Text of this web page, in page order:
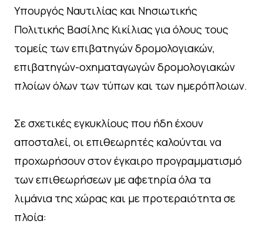
Υπουργός Ναυτιλίας και Νησιωτικής
Πολιτικής Βασίλης Κικίλιας για όλους τους
τομείς των επιβατηγών δρομολογιακών,
επιβατηγών-οχηματαγωγών δρομολογιακών
πλοίων όλων των τύπων και των ημερόπλοιων.
Σε σχετικές εγκυκλίους που ήδη έχουν
αποσταλεί, οι επιθεωρητές καλούνται να
προχωρήσουν στον έγκαιρο προγραμματισμό
των επιθεωρήσεων με αφετηρία όλα τα
λιμάνια της χώρας και με προτεραιότητα σε
πλοία: